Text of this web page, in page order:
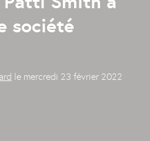
société
le mercredi 23 février 2022